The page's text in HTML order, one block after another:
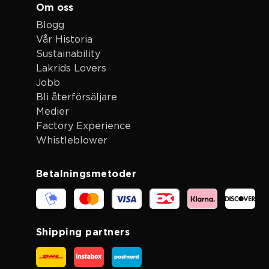
Om oss
Blogg
Vår Historia
Sustainability
Lakrids Lovers
Jobb
Bli återförsäljare
Medier
Factory Experience
Whistleblower
Betalningsmetoder
Shipping partners